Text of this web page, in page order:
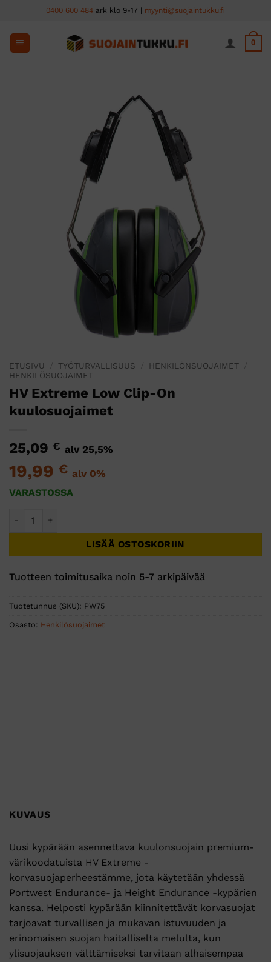
content
0400 600 484 ark klo 9-17 | myynti@suojaintukku.fi
0
ETUSIVU TYÖTURVALLISUUS HENKILÖNSUOJAIMET
HENKILÖSUOJAIMET
HV Extreme Low Clip-On
kuulosuojaimet
25,09 € alv 25,5%
19,99 € alv 0%
VARASTOSSA
LISÄÄ OSTOSKORIIN
Tuotteen toimitusaika noin 5-7 arkipäivää
Tuotetunnus (SKU): PW75
Osasto: Henkilösuojaimet
KUVAUS
Uusi kypärään asennettava kuulonsuojain premium-
värikoodatuista HV Extreme -
korvasuojaperheestämme, jota käytetään yhdessä
Portwest Endurance- ja Height Endurance -kypärien
kanssa. Helposti kypärään kiinnitettävät korvasuojat
tarjoavat turvallisen ja mukavan istuvuuden ja
erinomaisen suojan haitalliselta melulta, kun
ylisuojauksen välttämiseksi tarvitaan alhaisempaa